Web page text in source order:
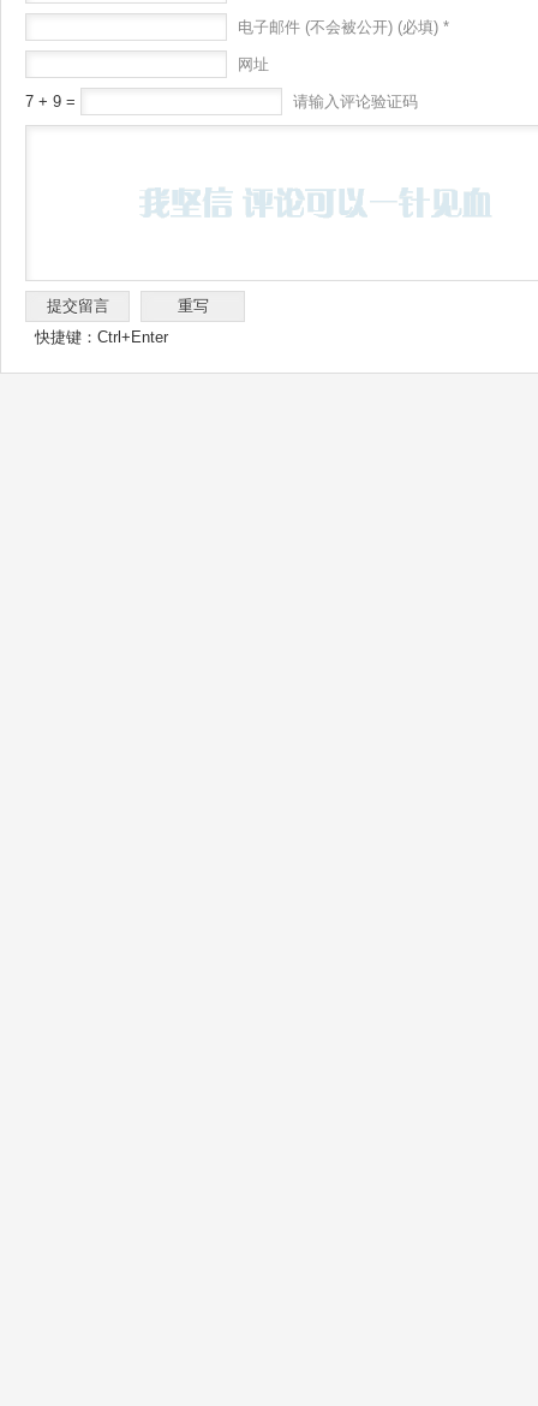
电子邮件 (不会被公开) (必填) *
网址
7 + 9 = 请输入评论验证码
快捷键：Ctrl+Enter